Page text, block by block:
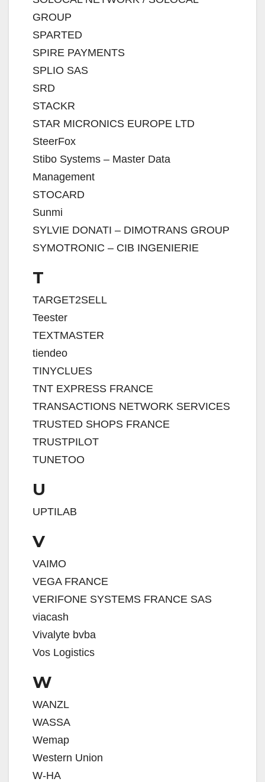
GROUP
SPARTED
SPIRE PAYMENTS
SPLIO SAS
SRD
STACKR
STAR MICRONICS EUROPE LTD
SteerFox
Stibo Systems – Master Data
Management
STOCARD
Sunmi
SYLVIE DONATI – DIMOTRANS GROUP
SYMOTRONIC – CIB INGENIERIE
T
TARGET2SELL
Teester
TEXTMASTER
tiendeo
TINYCLUES
TNT EXPRESS FRANCE
TRANSACTIONS NETWORK SERVICES
TRUSTED SHOPS FRANCE
TRUSTPILOT
TUNETOO
U
UPTILAB
V
VAIMO
VEGA FRANCE
VERIFONE SYSTEMS FRANCE SAS
viacash
Vivalyte bvba
Vos Logistics
W
WANZL
WASSA
Wemap
Western Union
W-HA